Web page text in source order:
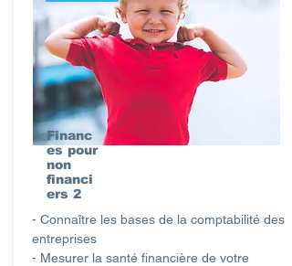
Financ
es pour
non
financi
ers 2
- Connaître les bases de la comptabilité des
entreprises
- Mesurer la santé financière de votre